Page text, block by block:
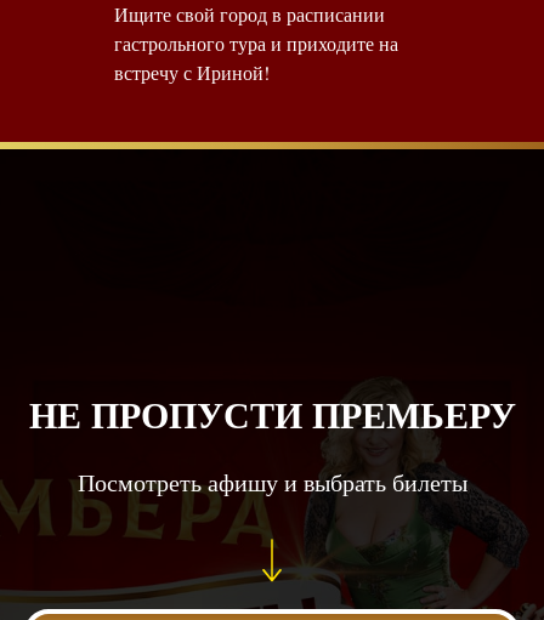
Ищите свой город в расписании
гастрольного тура и приходите на
встречу с Ириной!
НЕ ПРОПУСТИ ПРЕМЬЕРУ
Посмотреть афишу и выбрать билеты